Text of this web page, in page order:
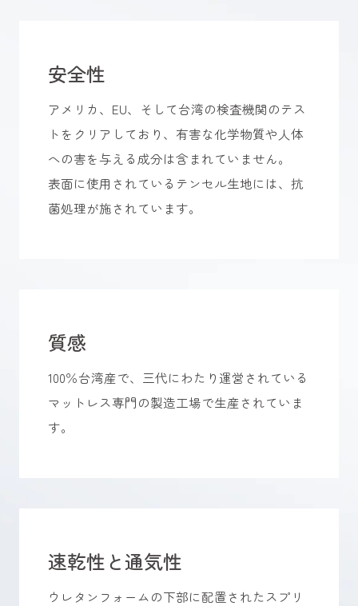
安全性
アメリカ、EU、そして台湾の検査機関のテス
トをクリアしており、有害な化学物質や人体
への害を与える成分は含まれていません。
表面に使用されているテンセル生地には、抗
菌処理が施されています。
質感
100％台湾産で、三代にわたり運営されている
マットレス専門の製造工場で生産されていま
す。
速乾性と通気性
ウレタンフォームの下部に配置されたスプリ